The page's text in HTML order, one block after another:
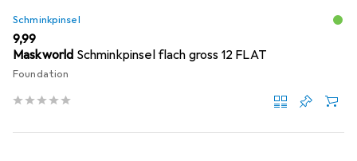
Schminkpinsel
EUR
9,99
Maskworld Schminkpinsel flach gross 12 FLAT
Foundation